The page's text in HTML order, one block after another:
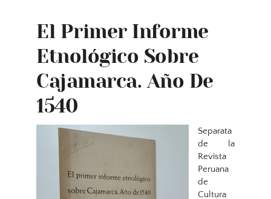
El Primer Informe
Etnológico Sobre
Cajamarca. Año De
1540
Separata
de la
Revista
Peruana
de
Cultura